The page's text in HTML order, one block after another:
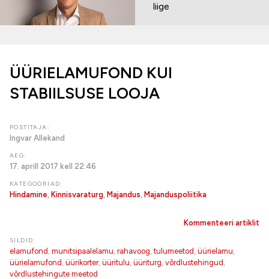
liige
ÜÜRIELAMUFOND KUI
STABIILSUSE LOOJA
POSTITAJA:
Ingvar Allekand
AEG:
17. aprill 2017 kell 22:46
KATEGOORIAD:
Hindamine, Kinnisvaraturg, Majandus, Majanduspoliitika
Kommenteeri artiklit
SILDID:
elamufond , munitsipaalelamu, rahavoog,tulumeetod , üürielamu,
üürielamufond , üürikorter, üüritulu, üüriturg, võrdlustehingud ,
võrdlustehingute meetod